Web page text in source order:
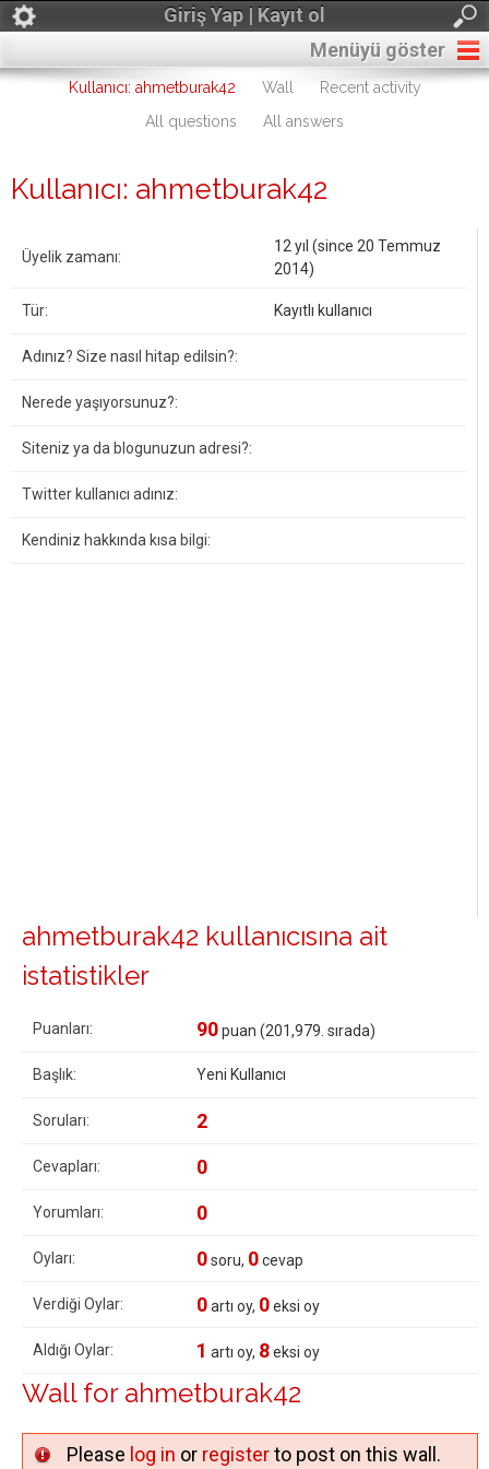
Giriş Yap | Kayıt ol
Menüyü göster
Kullanıcı: ahmetburak42 Wall
Recent activity
All questions
All answers
Kullanıcı: ahmetburak42
Üyelik zamanı:
12 yıl (since 20 Temmuz
2014)
Tür: Kayıtlı kullanıcı
Adınız? Size nasıl hitap edilsin?:
Nerede yaşıyorsunuz?:
Siteniz ya da blogunuzun adresi?:
Twitter kullanıcı adınız:
Kendiniz hakkında kısa bilgi:
ahmetburak42 kullanıcısına ait
istatistikler
Puanları: 90puan (201,979 . sırada)
Başlık: Yeni Kullanıcı
Soruları: 2
Cevapları: 0
Yorumları: 0
Oyları: 0soru, 0cevap
Verdiği Oylar: 0artı oy, 0eksi oy
Aldığı Oylar: 1 artı oy, 8eksi oy
Wall for ahmetburak42
Please log in or registerto post on this wall.